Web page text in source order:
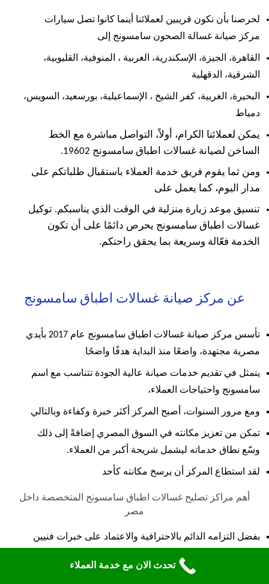
لحرصنا بأن نكون قريبين لعملائنا أينما كانوا تصل سيارات
مركز صيانة غسالة الصحون سامسونج إلى
القاهرة، الجيزة، الإسكندرية، الغربية ،
المنوفية، القليوبية،
الشرقية، الدقهلية
البحيرة، الغربية، كفر الشيخ ،
الإسماعيلية، بورسعيد، السويس،
دمياط
يمكن لعملائنا الكرام، أولاً، التواصل مباشرة مع الخط
الساخن لصيانة غسالات اطباق سامسونج 19602.
ومن ثما يقوم فريق خدمة العملاء باستقبال طلباتكم على
مدار اليوم، كما يعمل على
تنسيق موعد زيارة منزلية في الوقت الذي يناسبكم. توكيل
غسالات اطباق سامسونج يحرص دائمًا على أن تكون
الخدمة فعّالة وسريعة بما يحقق راحتكم.
عن مركز صيانة غسالات اطباق سامسونج
تأسس مركز صيانة غسالات اطباق سامسونج عام 2017 بأيدي
مصرية مجتهدة، واضعًا منذ البداية هدفًا واضحًا
يتمثل في تقديم خدمات صيانة عالية الجودة تتناسب مع اسم
سامسونج واحتياجات العملاء،
ومع مرور السنوات، أصبح المركز أكثر خبرة وكفاءة وبالتالي
تمكن من تعزيز مكانته في السوق المصري إضافةً إلى ذلك
وسّع نطاق خدماته ليشمل شريحة أكبر من العملاء.
لقد استطاع المركز أن يرسخ مكانته كأحد
أهم مراكز تصليح غسالات اطباق سامسونج المتخصصة داخل
مصر
بفضل التزامه الدائم بالاحترافية والاعتماد على خبرات فنيين
منذ تأسيسه حرص المركز لتكون خدماته شاملة فلا يقتصر
تحدث الان مع خدمة العملاء